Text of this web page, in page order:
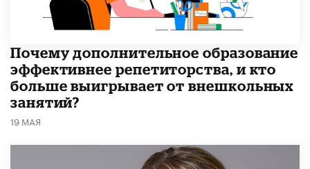
​Почему дополнительное образование
эффективнее репетиторства, и кто
больше выигрывает от внешкольных
занятий?
19 МАЯ